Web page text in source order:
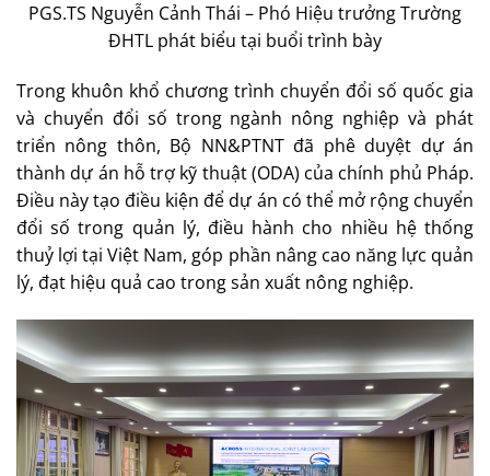
PGS.TS Nguyễn Cảnh Thái – Phó Hiệu trưởng Trường
ĐHTL phát biểu tại buổi trình bày
Trong khuôn khổ chương trình chuyển đổi số quốc gia
và chuyển đổi số trong ngành nông nghiệp và phát
triển nông thôn, Bộ NN&PTNT đã phê duyệt dự án
thành dự án hỗ trợ kỹ thuật (ODA) của chính phủ Pháp.
Điều này tạo điều kiện để dự án có thể mở rộng chuyển
đổi số trong quản lý, điều hành cho nhiều hệ thống
thuỷ lợi tại Việt Nam, góp phần nâng cao năng lực quản
lý, đạt hiệu quả cao trong sản xuất nông nghiệp.